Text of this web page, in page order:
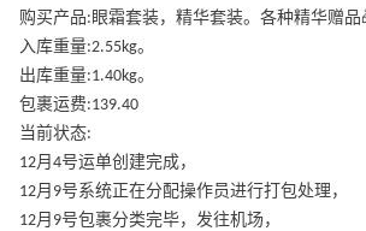
购买产品:眼霜套装，精华套装。各种精华赠品
入库重量:2.55kg。
出库重量:1.40kg。
包裹运费:139.40
当前状态:
12月4号运单创建完成，
12月9号系统正在分配操作员进行打包处理，
12月9号包裹分类完毕，发往机场，